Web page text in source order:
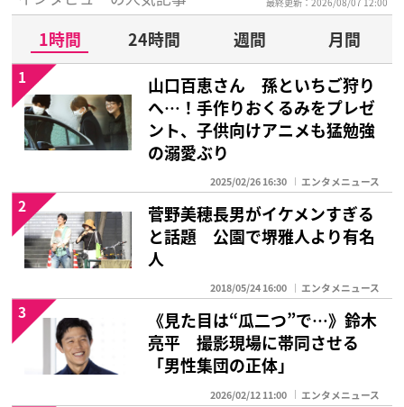
1時間 24時間 週間
月間
山口百恵さん 孫といちご狩り
へ…！手作りおくるみをプレゼ
ント、子供向けアニメも猛勉強
の溺愛ぶり
2025/02/26 16:30 エンタメニュース
1
菅野美穂長男がイケメンすぎる
と話題 公園で堺雅人より有名
人
2018/05/24 16:00 エンタメニュース
2
《見た目は“瓜二つ”で…》鈴木
亮平 撮影現場に帯同させる
「男性集団の正体」
2026/02/12 11:00 エンタメニュース
3